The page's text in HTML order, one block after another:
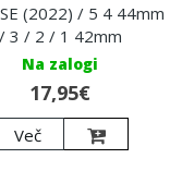
(2022) / 5 4 44mm
/ 3 / 2 / 1 42mm
Na zalogi
17,95€
Več